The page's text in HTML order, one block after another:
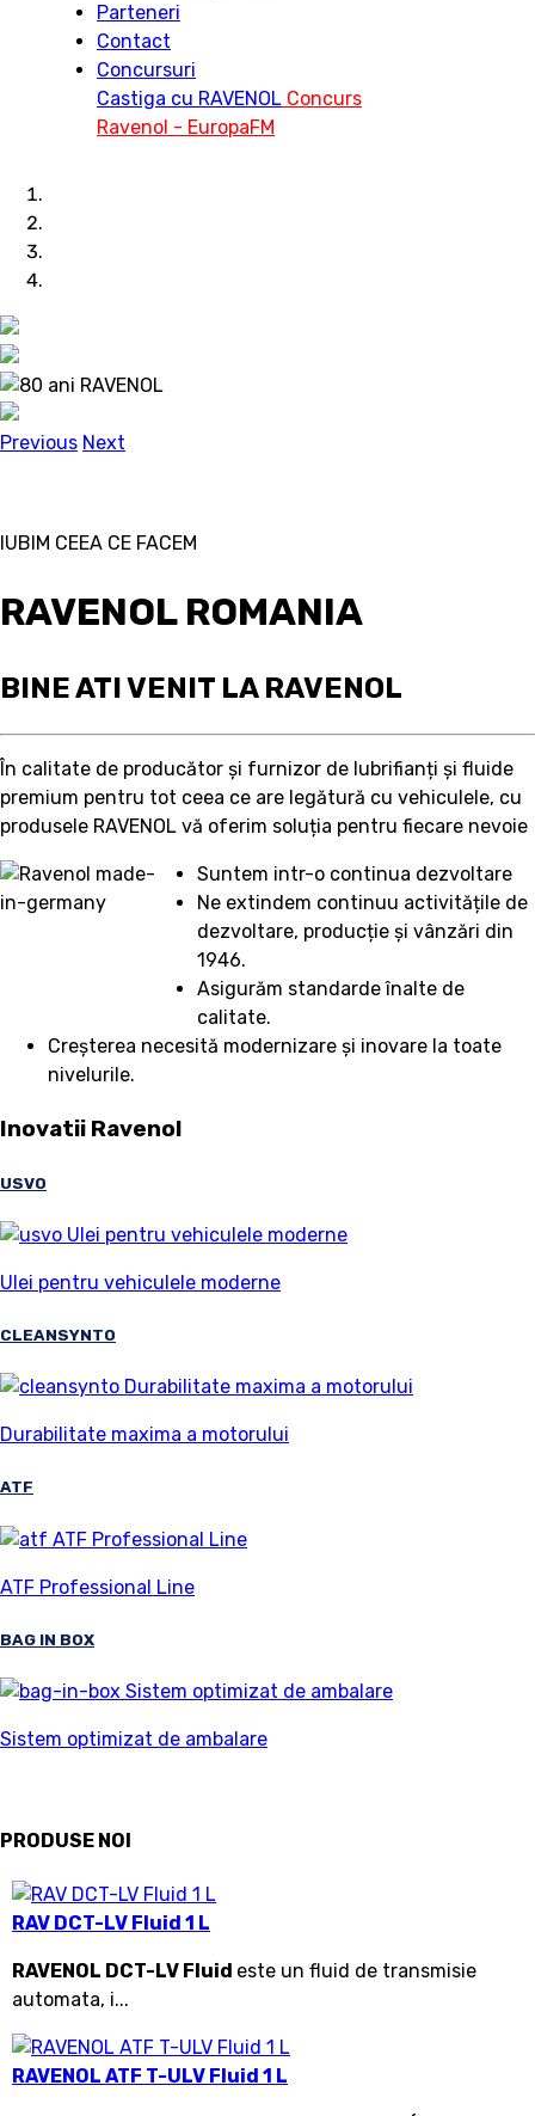
Parteneri
Contact
Concursuri
Castiga cu RAVENOL Concurs
Ravenol - EuropaFM
Previous Next
IUBIM CEEA CE FACEM
RAVENOL ROMANIA
BINE ATI VENIT LA RAVENOL
În calitate de producător și furnizor de lubrifianți și fluide
premium pentru tot ceea ce are legătură cu vehiculele, cu
produsele RAVENOL vă oferim soluția pentru fiecare nevoie
Suntem intr-o continua dezvoltare
Ne extindem continuu activitățile de
dezvoltare, producție și vânzări din
1946.
Asigurăm standarde înalte de
calitate.
Creșterea necesită modernizare și inovare la toate
nivelurile.
Inovatii Ravenol
USVO
Ulei pentru vehiculele moderne
CLEANSYNTO
Durabilitate maxima a motorului
ATF
ATF Professional Line
BAG IN BOX
Sistem optimizat de ambalare
PRODUSE NOI
RAV DCT-LV Fluid 1 L
RAVENOL DCT-LV Fluid este un fluid de transmisie
automata, i...
RAVENOL ATF T-ULV Fluid 1 L